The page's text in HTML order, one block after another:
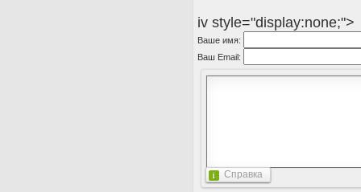
iv style="display:none;">
Ваше имя:
Ваш Email:
Справка